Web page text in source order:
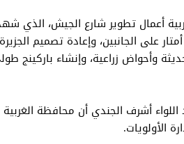
أعمال تطوير شارع الجيش، الذي
وأحواض زراعية، وإنشاء باركينج
أشرف الجندي أن محافظة
الأولويات.